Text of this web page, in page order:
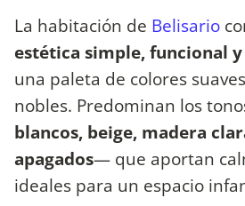
La habitación de Belisario
estética simple, funcional
una paleta de colores
nobles. Predominan los
blancos, beige, madera
apagados— que aportan
ideales para un espacio